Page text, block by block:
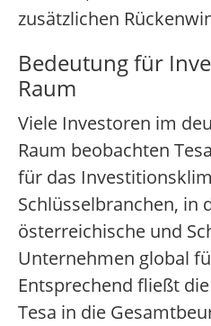
zusätzlichen
Bedeutung für
Raum
Viele Investoren im
Raum beobachten
für das
Schlüsselbranchen, in
österreichische und
Unternehmen global
Entsprechend fließt
Tesa in die